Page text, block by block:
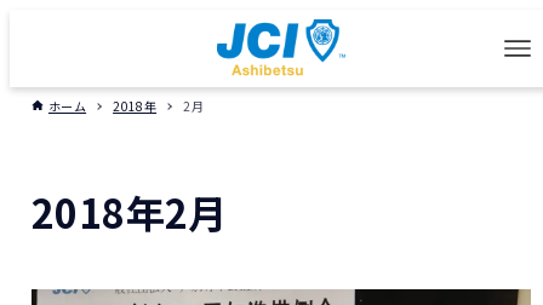
ホーム 2018年 2月
2018年2月